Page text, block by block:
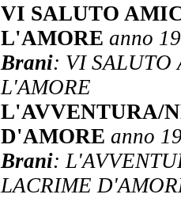
VI SALUTO
L'AMORE anno
Brani: VI SALUTO
L'AMORE
L'AVVENTURA/
D'AMORE anno
Brani:
LACRIME